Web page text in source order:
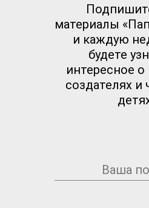
материалы
и каждую
будете
интересное о
создателях